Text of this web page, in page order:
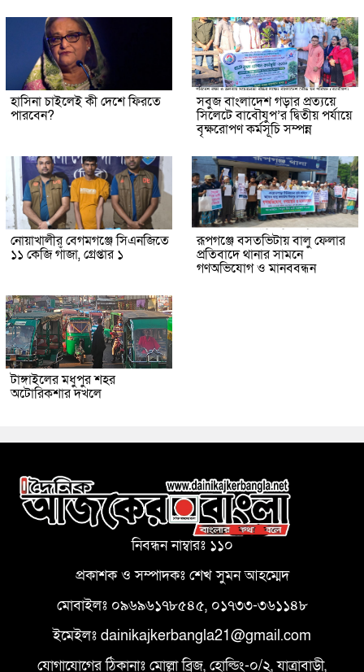
হাসিনা চাইলেই কী দেশে ফিরতে
পারবেন?
সবুজ বাংলাদেশ গড়ার প্রত্যয়ে
সিলেটে বাবৌযুপ’র দ্বিতীয় পর্যায়ে
বৃক্ষরোপণ কর্মসূচি সম্পন্ন
নোয়াখালীর বেগমগঞ্জে সিএনজিতে
১১ কেজি গাঁজা, গ্রেপ্তার ১
রূপগঞ্জে বসতভিটায় বালু ফেলার
প্রতিবাদে থানার সামনে
গণঅভিযোগ ও মানববন্ধন
টাঙ্গাইলের মধুপুর শহর
অটোরিকশার দখলে
নিবন্ধন নাম্বারঃ ১১০
প্রকাশক ও সম্পাদকঃ শেখ সুমন আহম্মেদ
মোবাইলঃ ০৯৬৯৬১৭৮৫৪৫, ০১৭৩৩-৩৬১১৪৮
ইমেইলঃ dainikajkerbangla21@gmail.com
যোগাযোগের ঠিকানাঃ মোল্লা ব্রিজ, হোল্ডিং-০/২, যাত্রাবাড়ী,